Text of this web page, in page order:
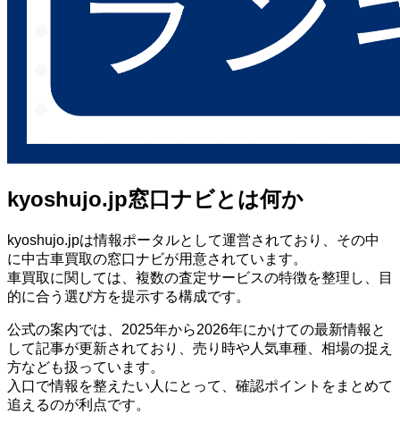
kyoshujo.jp窓口ナビとは何か
kyoshujo.jpは情報ポータルとして運営されており、その中
に中古車買取の窓口ナビが用意されています。
車買取に関しては、複数の査定サービスの特徴を整理し、目
的に合う選び方を提示する構成です。
公式の案内では、2025年から2026年にかけての最新情報と
して記事が更新されており、売り時や人気車種、相場の捉え
方なども扱っています。
入口で情報を整えたい人にとって、確認ポイントをまとめて
追えるのが利点です。